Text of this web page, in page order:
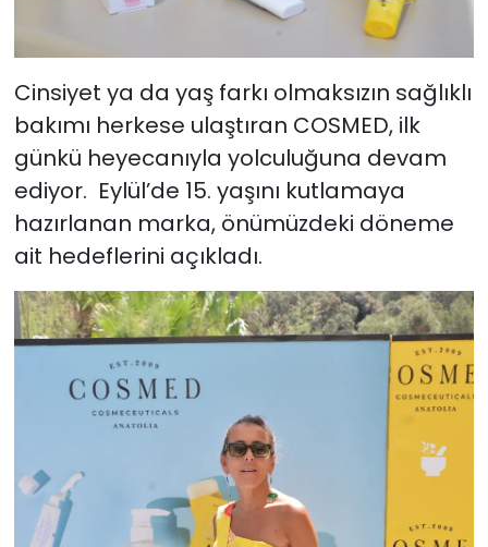
Cinsiyet ya da yaş farkı olmaksızın sağlıklı
bakımı herkese ulaştıran COSMED, ilk
günkü heyecanıyla yolculuğuna devam
ediyor. Eylül’de 15. yaşını kutlamaya
hazırlanan marka, önümüzdeki döneme
ait hedeflerini açıkladı.